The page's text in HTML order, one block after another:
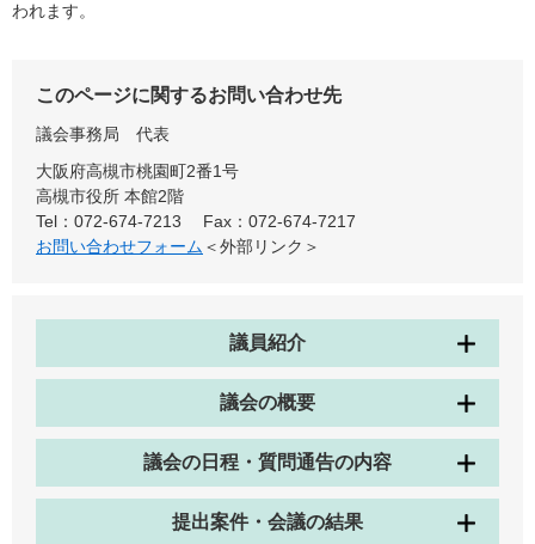
われます。
このページに関するお問い合わせ先
議会事務局
代表
大阪府高槻市桃園町2番1号
高槻市役所 本館2階
Tel：072-674-7213
Fax：072-674-7217
お問い合わせフォーム ＜外部リンク＞
議員紹介
議会の概要
議会の日程・質問通告の内容
提出案件・会議の結果